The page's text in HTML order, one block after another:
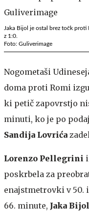
Jaka Bijol je ostal brez točk
z 1:0.
Foto: Guliverimage
Nogometaši
doma proti Romi
ki petič zapovrstjo
minuti, ko je po
Sandija Lovrića zadel
Lorenzo Pellegrini
poskrbela za
enajstmetrovki v 50.
66. minute, Jaka Bijol